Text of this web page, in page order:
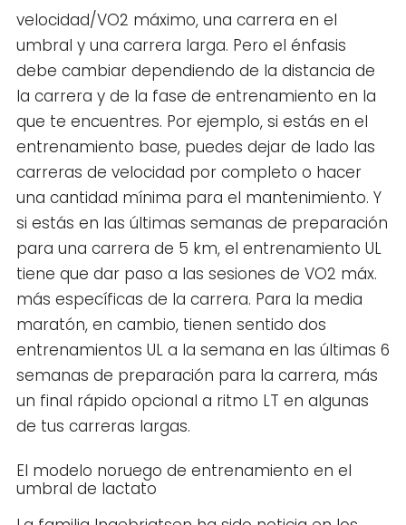
velocidad/VO2 máximo, una carrera en el
umbral y una carrera larga. Pero el énfasis
debe cambiar dependiendo de la distancia de
la carrera y de la fase de entrenamiento en la
que te encuentres. Por ejemplo, si estás en el
entrenamiento base, puedes dejar de lado las
carreras de velocidad por completo o hacer
una cantidad mínima para el mantenimiento. Y
si estás en las últimas semanas de preparación
para una carrera de 5 km, el entrenamiento UL
tiene que dar paso a las sesiones de VO2 máx.
más específicas de la carrera. Para la media
maratón, en cambio, tienen sentido dos
entrenamientos UL a la semana en las últimas 6
semanas de preparación para la carrera, más
un final rápido opcional a ritmo LT en algunas
de tus carreras largas.
El modelo noruego de entrenamiento en el
umbral de lactato